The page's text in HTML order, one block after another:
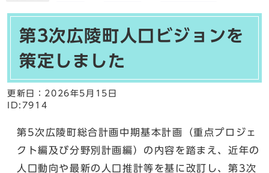
第3次広陵町人口ビジョンを
策定しました
更新日： 2026年5月15日
ID:7914
第5次広陵町総合計画中期基本計画（重点プロジェ
クト編及び分野別計画編）の内容を踏まえ、近年の
人口動向や最新の人口推計等を基に改訂し、第3次